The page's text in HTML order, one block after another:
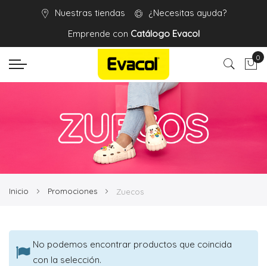
Nuestras tiendas
¿Necesitas ayuda?
Emprende con Catálogo Evacol
Mi
0
Inicio Promociones Zuecos
No podemos encontrar productos que coincida
con la selección.